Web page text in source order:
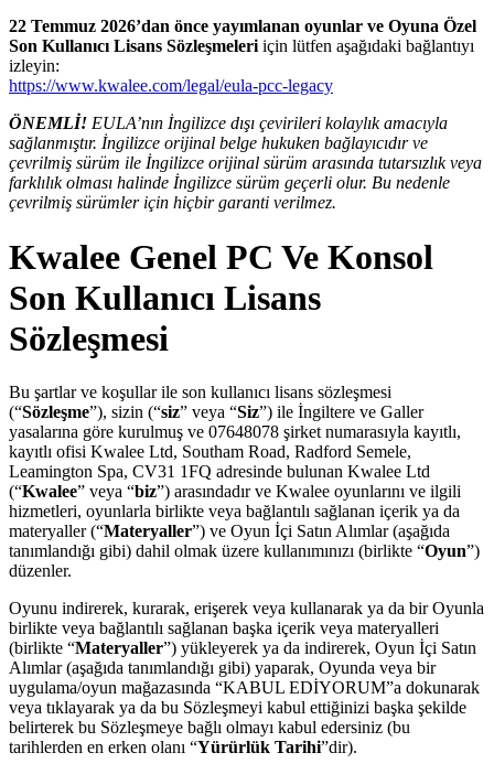
22 Temmuz 2026’dan önce yayımlanan oyunlar ve Oyuna Özel
Son Kullanıcı Lisans Sözleşmeleri için lütfen aşağıdaki bağlantıyı
izleyin:
https://www.kwalee.com/legal/eula-pcc-legacy
ÖNEMLİ! EULA’nın İngilizce dışı çevirileri kolaylık amacıyla
sağlanmıştır. İngilizce orijinal belge hukuken bağlayıcıdır ve
çevrilmiş sürüm ile İngilizce orijinal sürüm arasında tutarsızlık veya
farklılık olması halinde İngilizce sürüm geçerli olur. Bu nedenle
çevrilmiş sürümler için hiçbir garanti verilmez.
Kwalee Genel PC Ve Konsol
Son Kullanıcı Lisans
Sözleşmesi
Bu şartlar ve koşullar ile son kullanıcı lisans sözleşmesi
(“Sözleşme”), sizin (“siz” veya “Siz”) ile İngiltere ve Galler
yasalarına göre kurulmuş ve 07648078 şirket numarasıyla kayıtlı,
kayıtlı ofisi Kwalee Ltd, Southam Road, Radford Semele,
Leamington Spa, CV31 1FQ adresinde bulunan Kwalee Ltd
(“Kwalee” veya “biz”) arasındadır ve Kwalee oyunlarını ve ilgili
hizmetleri, oyunlarla birlikte veya bağlantılı sağlanan içerik ya da
materyaller (“Materyaller”) ve Oyun İçi Satın Alımlar (aşağıda
tanımlandığı gibi) dahil olmak üzere kullanımınızı (birlikte “Oyun”)
düzenler.
Oyunu indirerek, kurarak, erişerek veya kullanarak ya da bir Oyunla
birlikte veya bağlantılı sağlanan başka içerik veya materyalleri
(birlikte “Materyaller”) yükleyerek ya da indirerek, Oyun İçi Satın
Alımlar (aşağıda tanımlandığı gibi) yaparak, Oyunda veya bir
uygulama/oyun mağazasında “KABUL EDİYORUM”a dokunarak
veya tıklayarak ya da bu Sözleşmeyi kabul ettiğinizi başka şekilde
belirterek bu Sözleşmeye bağlı olmayı kabul edersiniz (bu
tarihlerden en erken olanı “Yürürlük Tarihi”dir).